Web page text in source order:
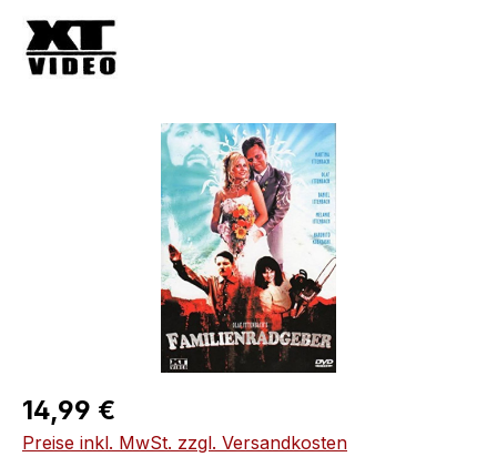
Bildergalerie überspringen
Regulärer Preis:
14,99 €
Preise inkl. MwSt. zzgl. Versandkosten